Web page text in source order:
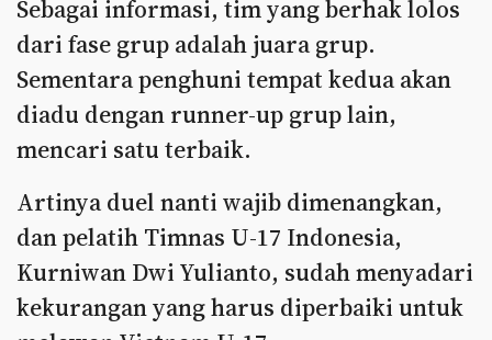
Sebagai informasi, tim yang berhak lolos
dari fase grup adalah juara grup.
Sementara penghuni tempat kedua akan
diadu dengan runner-up grup lain,
mencari satu terbaik.
Artinya duel nanti wajib dimenangkan,
dan pelatih Timnas U-17 Indonesia,
Kurniwan Dwi Yulianto, sudah menyadari
kekurangan yang harus diperbaiki untuk